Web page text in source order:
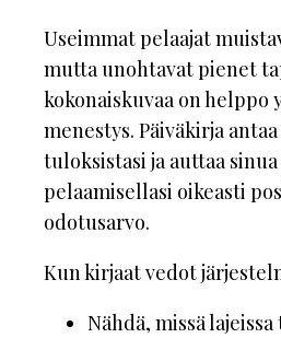
Useimmat pelaajat
mutta unohtavat pienet
kokonaiskuvaa on helppo
menestys. Päiväkirja
tuloksistasi ja auttaa
pelaamisellasi oikeasti
odotusarvo.
Kun kirjaat vedot
Nähdä, missä lajeissa